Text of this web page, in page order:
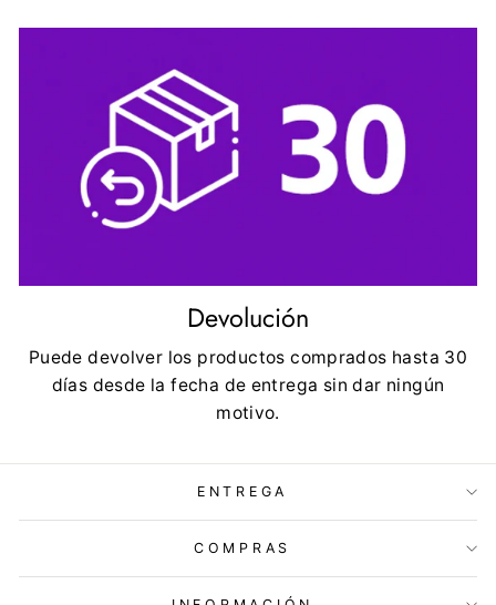
Devolución
Puede devolver los productos comprados hasta 30
días desde la fecha de entrega sin dar ningún
motivo.
ENTREGA
COMPRAS